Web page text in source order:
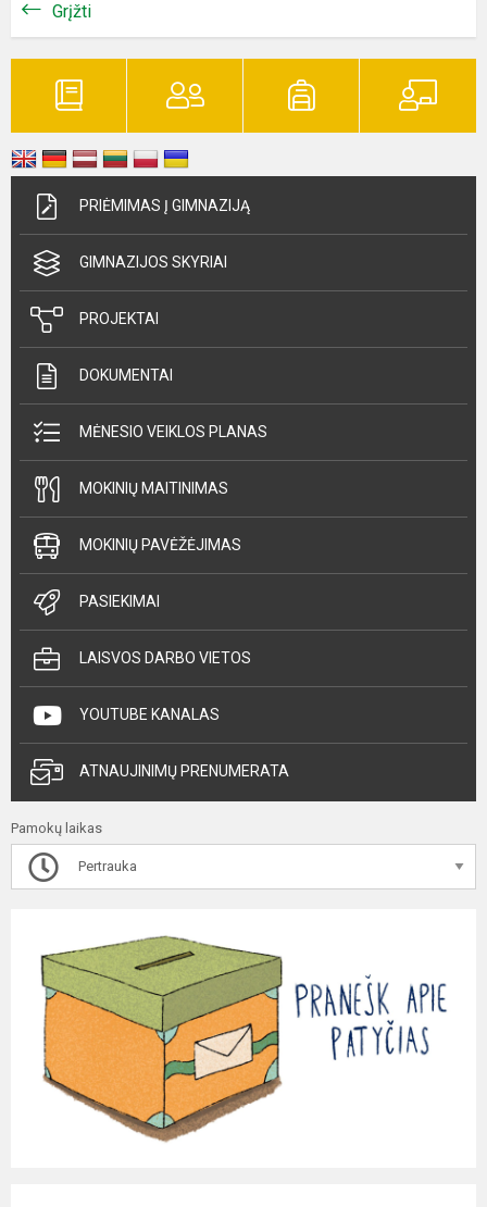
Grįžti
PRIĖMIMAS Į GIMNAZIJĄ
GIMNAZIJOS SKYRIAI
PROJEKTAI
DOKUMENTAI
MĖNESIO VEIKLOS PLANAS
MOKINIŲ MAITINIMAS
MOKINIŲ PAVĖŽĖJIMAS
PASIEKIMAI
LAISVOS DARBO VIETOS
YOUTUBE KANALAS
ATNAUJINIMŲ PRENUMERATA
Pamokų laikas
Pertrauka